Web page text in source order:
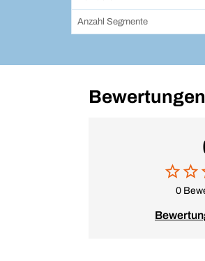
Anzahl Segmente
Bewertungen
0